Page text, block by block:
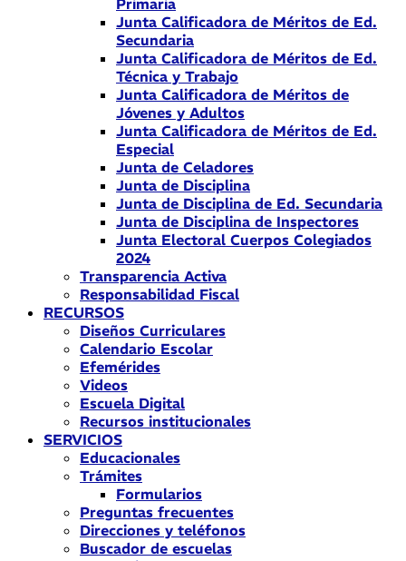
Primaria
Junta Calificadora de Méritos de Ed.
Secundaria
Junta Calificadora de Méritos de Ed.
Técnica y Trabajo
Junta Calificadora de Méritos de
Jóvenes y Adultos
Junta Calificadora de Méritos de Ed.
Especial
Junta de Celadores
Junta de Disciplina
Junta de Disciplina de Ed. Secundaria
Junta de Disciplina de Inspectores
Junta Electoral Cuerpos Colegiados
2024
Transparencia Activa
Responsabilidad Fiscal
RECURSOS
Diseños Curriculares
Calendario Escolar
Efemérides
Videos
Escuela Digital
Recursos institucionales
SERVICIOS
Educacionales
Trámites
Formularios
Preguntas frecuentes
Direcciones y teléfonos
Buscador de escuelas